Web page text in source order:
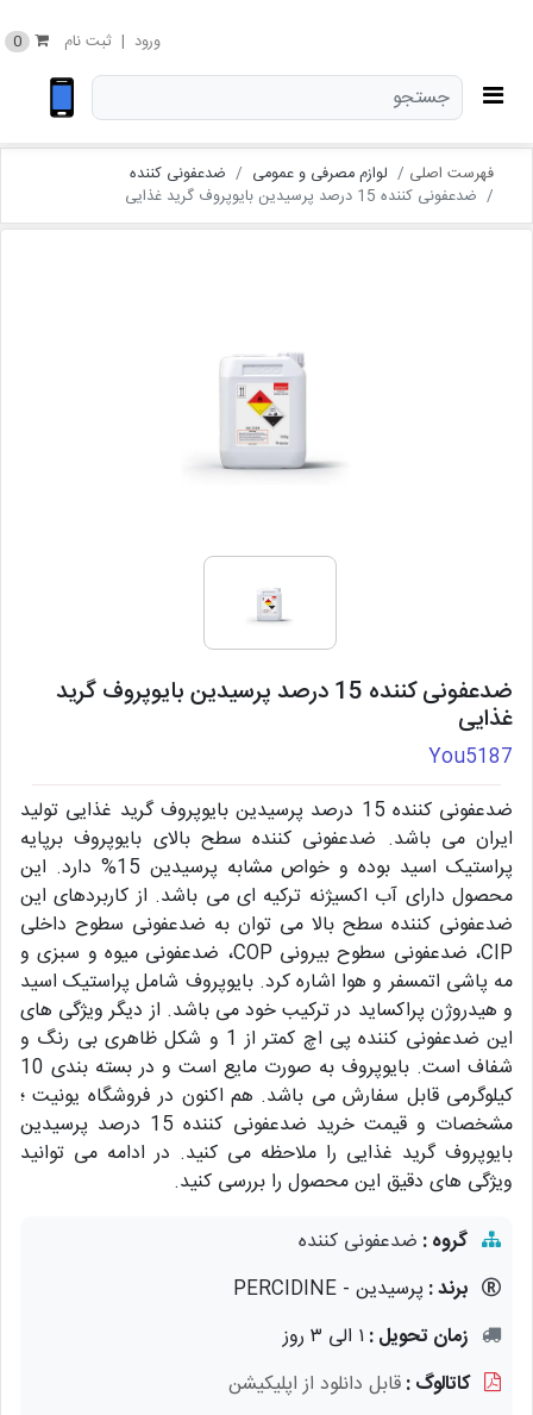
ورود | ثبت نام 0
فهرست اصلی لوازم مصرفی و عمومی
ضدعفونی کننده
ضدعفونی کننده 15 درصد پرسیدین بایوپروف گرید غذایی
ضدعفونی کننده 15 درصد پرسیدین بایوپروف گرید
غذایی
You5187
ضدعفونی کننده 15 درصد پرسیدین بایوپروف گرید غذایی تولید
ایران می باشد. ضدعفونی کننده سطح بالای بایوپروف برپایه
پراستیک اسید بوده و خواص مشابه پرسیدین 15% دارد. این
محصول دارای آب اکسیژنه ترکیه ای می باشد. از کاربردهای این
ضدعفونی کننده سطح بالا می توان به ضدعفونی سطوح داخلی
CIP، ضدعفونی سطوح بیرونی COP، ضدعفونی میوه و سبزی و
مه پاشی اتمسفر و هوا اشاره کرد. بایوپروف شامل پراستیک اسید
و هیدروژن پراکساید در ترکیب خود می باشد. از دیگر ویژگی های
این ضدعفونی کننده پی اچ کمتر از 1 و شکل ظاهری بی رنگ و
شفاف است. بایوپروف به صورت مایع است و در بسته بندی 10
کیلوگرمی قابل سفارش می باشد. هم اکنون در فروشگاه یونیت ؛
مشخصات و قیمت خرید ضدعفونی کننده 15 درصد پرسیدین
بایوپروف گرید غذایی را ملاحظه می کنید. در ادامه می توانید
ویژگی های دقیق این محصول را بررسی کنید.
گروه : ضدعفونی کننده
برند : پرسیدین - PERCIDINE
زمان تحویل : ۱ الی ۳ روز
کاتالوگ :قابل دانلود از اپلیکیشن